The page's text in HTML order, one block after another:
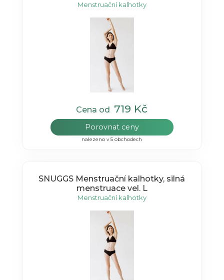
Menstruační kalhotky
Cena od 719 Kč
Porovnat ceny
nalezeno v 5 obchodech
SNUGGS Menstruační kalhotky, silná
menstruace vel. L
Menstruační kalhotky